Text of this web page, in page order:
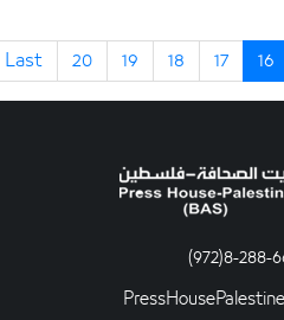
16
17
18
19
20
Last